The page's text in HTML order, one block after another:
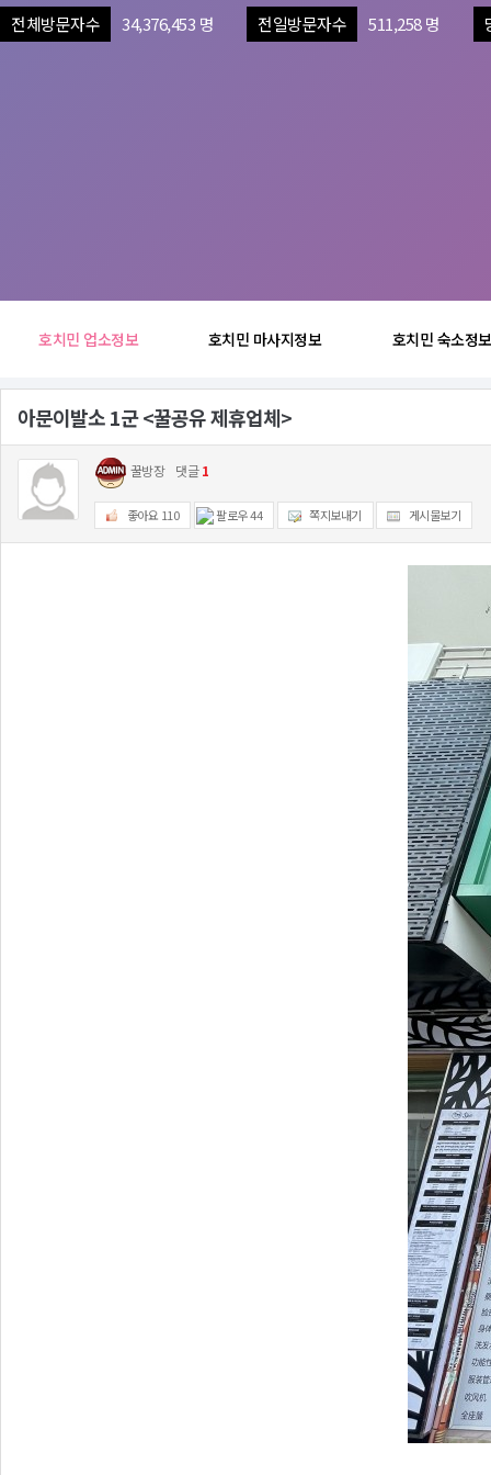
전체방문자수 34,376,453 명 전일방문자수 511,258 명
호치민 업소정보 호치민 마사지정보 호치민 숙소정보
아문이발소 1군 <꿀공유 제휴업체>
꿀방장 댓글1
좋아요 110 팔로우44 쪽지보내기 게시물보기